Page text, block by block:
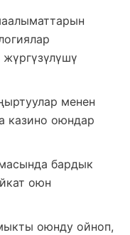
менен
казино оюндар
бардык
оюн
оюнду ойноп,